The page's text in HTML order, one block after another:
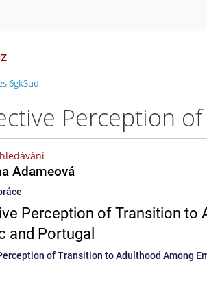
6gk3ud
Adameová
Perception of Transition to
and Portugal
of Transition to Adulthood Among